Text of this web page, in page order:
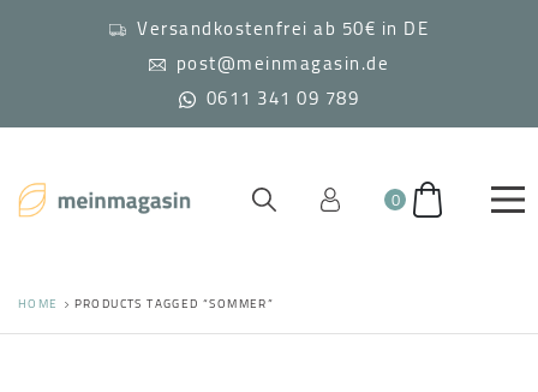
Versandkostenfrei ab 50€ in DE
post@meinmagasin.de
0611 341 09 789
0
HOME PRODUCTS TAGGED “SOMMER”